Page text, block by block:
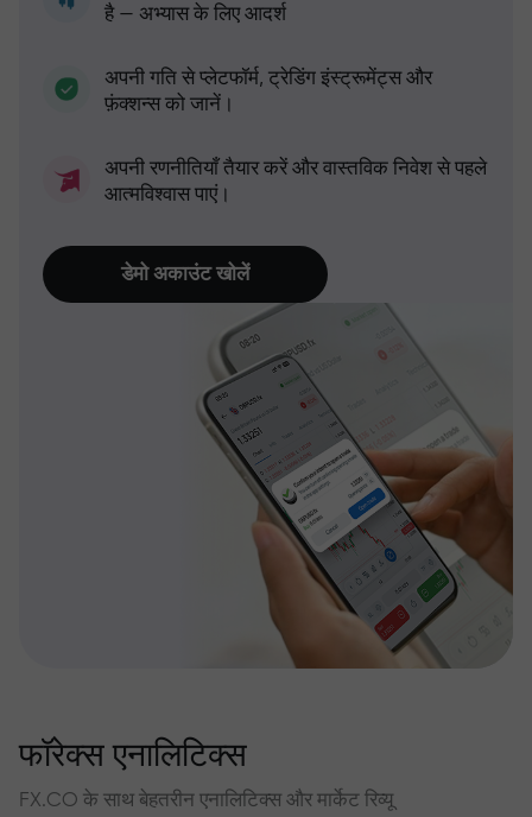
है — अभ्यास के लिए आदर्श
अपनी गति से प्लेटफॉर्म, ट्रेडिंग इंस्ट्रूमेंट्स और
फ़ंक्शन्स को जानें।
अपनी रणनीतियाँ तैयार करें और वास्तविक निवेश से पहले
आत्मविश्वास पाएं।
डेमो अकाउंट खोलें
फॉरेक्स एनालिटिक्स
FX.CO के साथ बेहतरीन एनालिटिक्स और मार्केट रिव्यू